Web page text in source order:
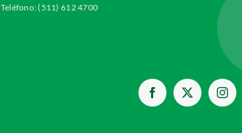
Teléfono: (511) 612 4700